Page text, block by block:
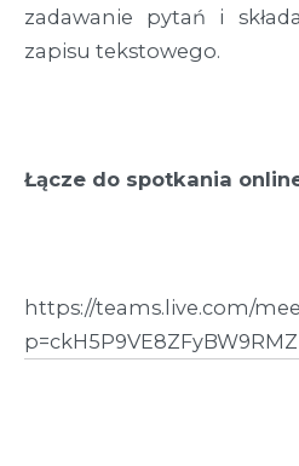
zadawanie pytań i
zapisu tekstowego.
Łącze do spotkania
https://teams.live.com/
p=ckH5P9VE8ZFyBW9RMZ